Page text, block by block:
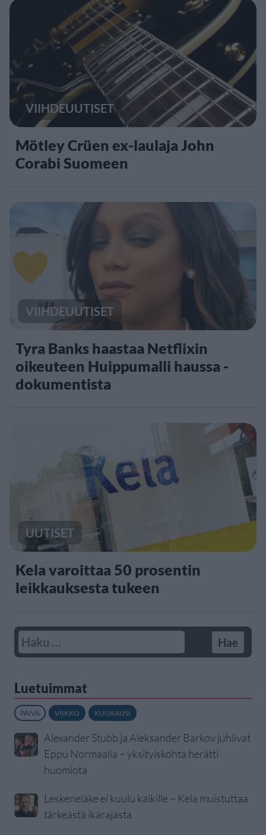
VIIHDEUUTISET
Mötley Crüen ex-laulaja John
Corabi Suomeen
VIIHDEUUTISET
Tyra Banks haastaa Netflixin
oikeuteen Huippumalli haussa -
dokumentista
UUTISET
Kela varoittaa 50 prosentin
leikkauksesta tukeen
Luetuimmat
PÄIVÄ VIIKKO KUUKAUSI
Alexander Stubb ja Aleksander Barkov juhlivat
Eppu Normaalia – yksityiskohta herätti
huomiota
Leskeneläke ei kuulu kaikille – Kela muistuttaa
tärkeästä ikärajasta